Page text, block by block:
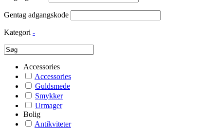
Gentag adgangskode
Kategori -
Accessories
Accessories
Guldsmede
Smykker
Urmager
Bolig
Antikviteter